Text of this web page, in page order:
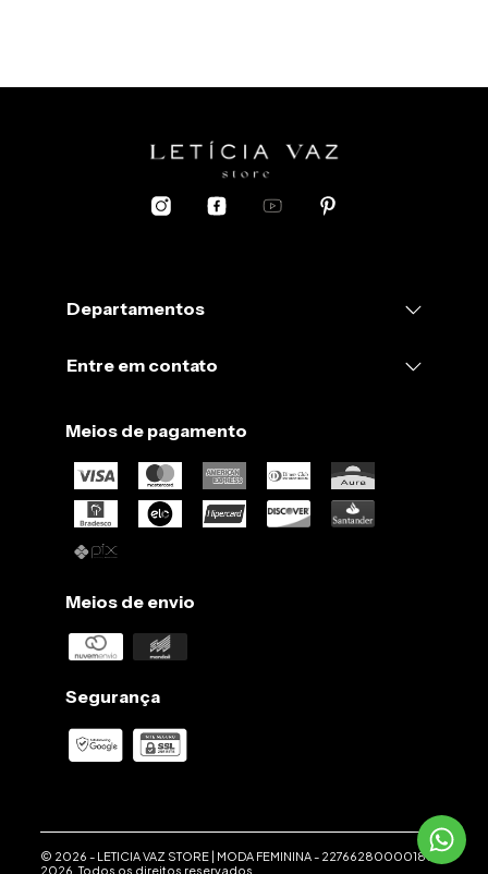
Departamentos
Entre em contato
Meios de pagamento
Meios de envio
Segurança
© 2026 - LETICIA VAZ STORE | MODA FEMININA- 22766280000186
-
2026. Todos os direitos reservados.